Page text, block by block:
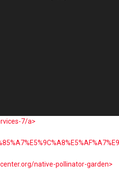
7/a>
native-pollinator-garden>